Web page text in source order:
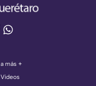
a más +
Videos